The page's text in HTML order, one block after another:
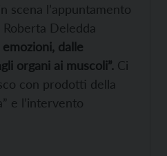
scena l’appuntamento
Deledda
emozioni, dalle
organi ai muscoli”. Ci
con prodotti della
e l’intervento